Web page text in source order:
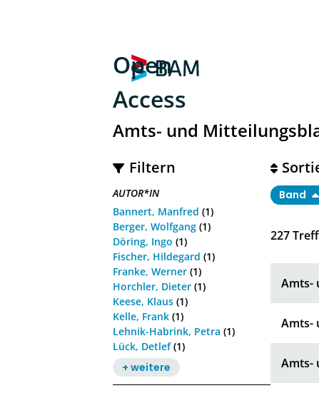
Open
Access
Amts- und
Filtern
AUTOR*IN
Bannert, Manfred (1)
Berger, Wolfgang (1)
Döring, Ingo (1)
Fischer, Hildegard (1)
Franke, Werner (1)
Horchler, Dieter (1)
Keese, Klaus (1)
Kelle, Frank (1)
Lehnik-Habrink, Petra (1)
Lück, Detlef(1)
+ weitere
227
Band
Amts-
Amts-
Amts-